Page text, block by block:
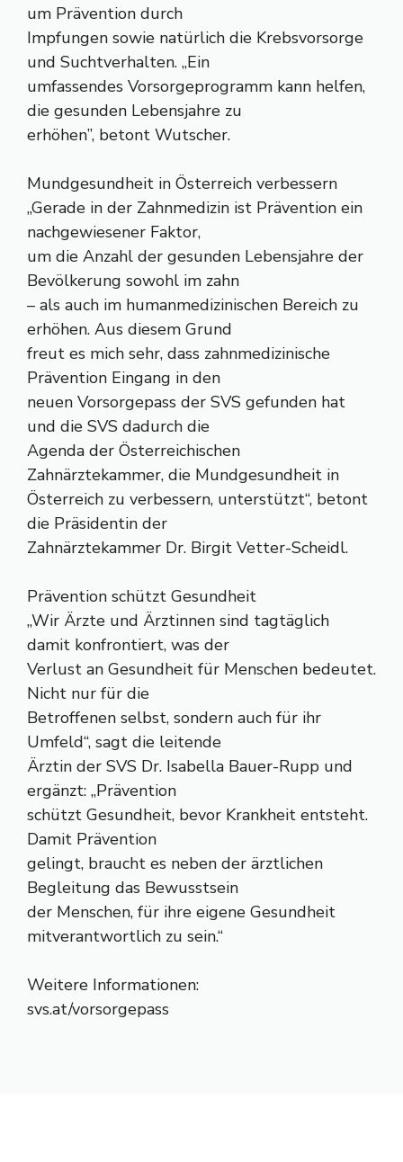
um Prävention durch
Impfungen sowie natürlich die Krebsvorsorge
und Suchtverhalten. „Ein
umfassendes Vorsorgeprogramm kann helfen,
die gesunden Lebensjahre zu
erhöhen”, betont Wutscher.
Mundgesundheit in Österreich verbessern
„Gerade in der Zahnmedizin ist Prävention ein
nachgewiesener Faktor,
um die Anzahl der gesunden Lebensjahre der
Bevölkerung sowohl im zahn
– als auch im humanmedizinischen Bereich zu
erhöhen. Aus diesem Grund
freut es mich sehr, dass zahnmedizinische
Prävention Eingang in den
neuen Vorsorgepass der SVS gefunden hat
und die SVS dadurch die
Agenda der Österreichischen
Zahnärztekammer, die Mundgesundheit in
Österreich zu verbessern, unterstützt“, betont
die Präsidentin der
Zahnärztekammer Dr. Birgit Vetter-Scheidl.
Prävention schützt Gesundheit
„Wir Ärzte und Ärztinnen sind tagtäglich
damit konfrontiert, was der
Verlust an Gesundheit für Menschen bedeutet.
Nicht nur für die
Betroffenen selbst, sondern auch für ihr
Umfeld“, sagt die leitende
Ärztin der SVS Dr. Isabella Bauer-Rupp und
ergänzt: „Prävention
schützt Gesundheit, bevor Krankheit entsteht.
Damit Prävention
gelingt, braucht es neben der ärztlichen
Begleitung das Bewusstsein
der Menschen, für ihre eigene Gesundheit
mitverantwortlich zu sein.“
Weitere Informationen:
svs.at/vorsorgepass